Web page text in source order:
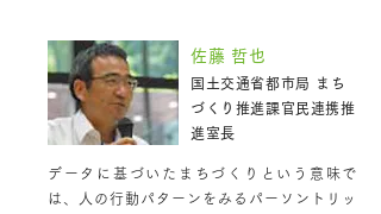
佐藤 哲也
国土交通省都市局 まち
づくり推進課官民連携推
進室長
データに基づいたまちづくりという意味で
は、人の行動パターンをみるパーソントリッ